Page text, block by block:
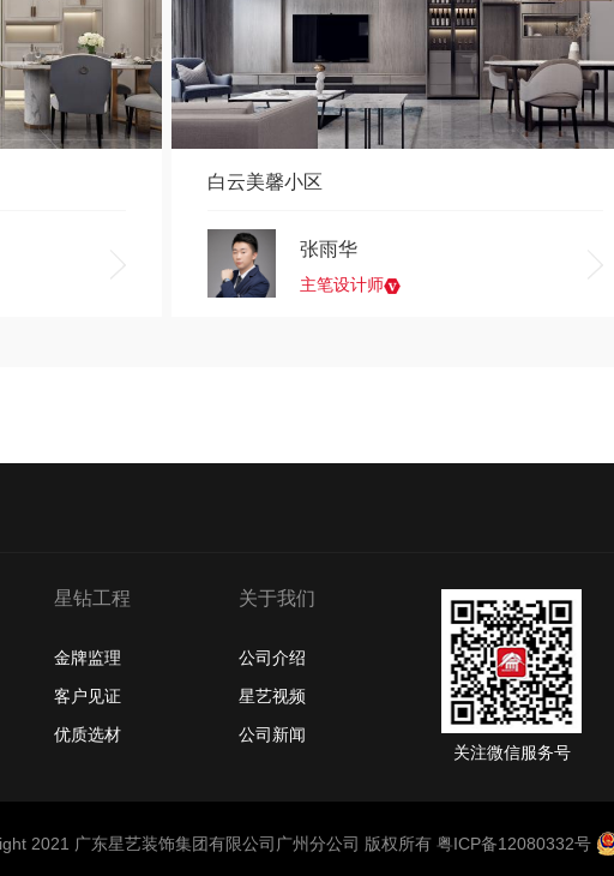
白云美馨小区
张雨华
主笔设计师
星钻工程
金牌监理
客户见证
优质选材
关于我们
公司介绍
星艺视频
公司新闻
关注微信服务号
2021 广东星艺装饰集团有限公司广州分公司 版权所有 粤ICP备12080332号